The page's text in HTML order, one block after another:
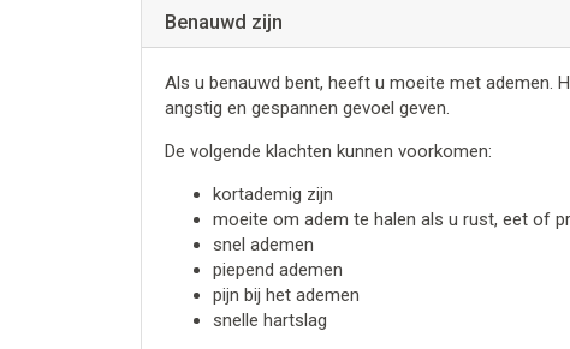
Benauwd zijn
Als u benauwd bent, heeft u moeite met ademen.
angstig en gespannen gevoel geven.
De volgende klachten kunnen voorkomen:
kortademig zijn
moeite om adem te halen als u rust, eet of
snel ademen
piepend ademen
pijn bij het ademen
snelle hartslag